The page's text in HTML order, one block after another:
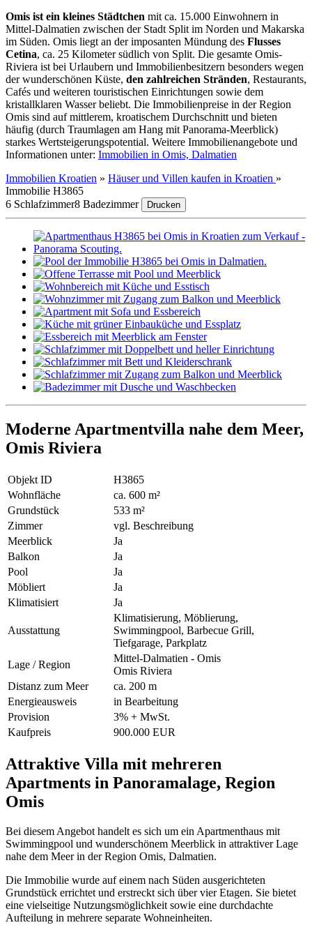
Omis ist ein kleines Städtchen mit ca. 15.000 Einwohnern in
Mittel-Dalmatien zwischen der Stadt Split im Norden und Makarska
im Süden. Omis liegt an der imposanten Mündung des Flusses
Cetina, ca. 25 Kilometer südlich von Split. Die gesamte Omis-
Riviera ist bei Urlaubern und Immobilienbesitzern besonders wegen
der wunderschönen Küste, den zahlreichen Stränden, Restaurants,
Cafés und weiteren touristischen Einrichtungen sowie dem
kristallklaren Wasser beliebt. Die Immobilienpreise in der Region
Omis sind auf mittlerem, kroatischem Durchschnitt und bieten
häufig (durch Traumlagen am Hang mit Panorama-Meerblick)
starkes Wertsteigerungspotential. Weitere Immobilienangebote und
Informationen unter: Immobilien in Omis, Dalmatien
Immobilien Kroatien » Häuser und Villen kaufen in Kroatien »
Immobilie H3865
6 Schlafzimmer8 Badezimmer Drucken
Moderne Apartmentvilla nahe dem Meer,
Omis Riviera
Objekt ID
H3865
Wohnfläche
ca. 600 m²
Grundstück
533 m²
Zimmer
vgl. Beschreibung
Meerblick
Ja
Balkon
Ja
Pool
Ja
Möbliert
Ja
Klimatisiert
Ja
Ausstattung
Klimatisierung, Möblierung,
Swimmingpool, Barbecue Grill,
Tiefgarage, Parkplatz
Lage / Region
Mittel-Dalmatien - Omis
Omis Riviera
Distanz zum Meer
ca. 200 m
Energieausweis
in Bearbeitung
Provision
3% + MwSt.
Kaufpreis
900.000 EUR
Attraktive Villa mit mehreren
Apartments in Panoramalage, Region
Omis
Bei diesem Angebot handelt es sich um ein Apartmenthaus mit
Swimmingpool und wunderschönem Meerblick in attraktiver Lage
nahe dem Meer in der Region Omis, Dalmatien.
Die Immobilie wurde auf einem nach Süden ausgerichteten
Grundstück errichtet und erstreckt sich über vier Etagen. Sie bietet
eine vielseitige Nutzungsmöglichkeit sowie eine durchdachte
Aufteilung in mehrere separate Wohneinheiten.